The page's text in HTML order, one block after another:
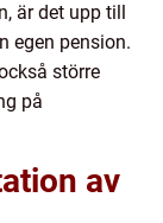
är det upp till
egen pension.
större
på
av